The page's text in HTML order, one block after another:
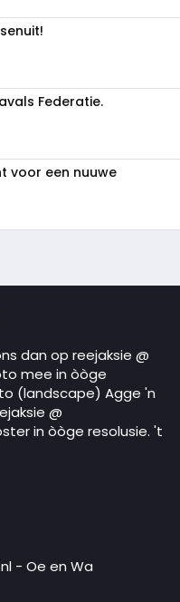
Federatie.
voor een nuuwe
dan op reejaksie @
mee in òòge
(landscape) Agge 'n
@
in òòge resolusie. 't
- Oe en Wa